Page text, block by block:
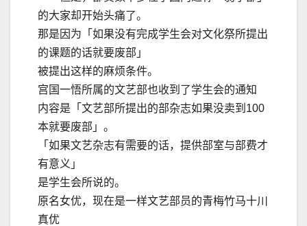
的大家却开始头痛了。
那是因为「如果没有完成学生会对文化祭所提出
的课题的话就要废部」
被提出这样的麻烦条件。
宫国一悟所属的文艺部也收到了学生会的通知
内容是「文艺部所提出的部杂志如果没卖到100
本就要废部」。
「如果文艺杂志有需要的话，提供部室与部费才
有意义」
是学生会所说的。
原名女优，现在是一样文艺部员的青梅竹马十川
真优